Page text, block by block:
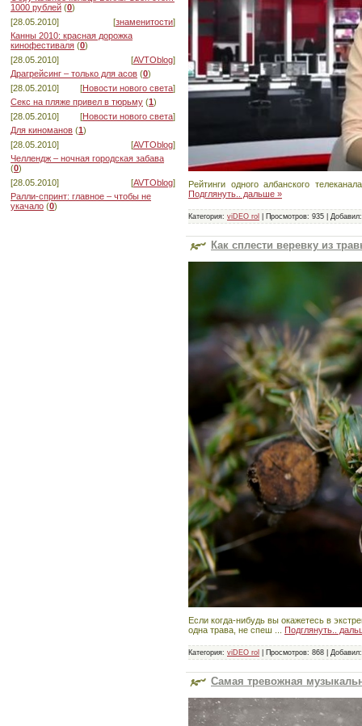
1000 рублей (0)
[28.05.2010]
[знаменитости]
Канны 2010: красная дорожка
кинофестиваля (0)
[28.05.2010]
[AVTOblog]
Драгрейсинг – только для асов (0)
[28.05.2010]
[Новости нового света]
Секс на пляже привел в тюрьму (1)
[28.05.2010]
[Новости нового света]
Для киноманов (1)
[28.05.2010]
[AVTOblog]
Челлендж – ночная городская забава
(0)
[28.05.2010]
[AVTOblog]
Ралли-спринт: главное – чтобы не
укачало (0)
Рейтинги одного албанского
Подглянуть.. дальше »
Категория: viDEO rol Просмотров: 935 Добавил:
Как сплести веревку из
Если когда-нибудь вы окажетесь в
одна трава, не спеш
Подглянуть..
Категория: viDEO rol Просмотров: 868 Добавил:
Самая тревожная